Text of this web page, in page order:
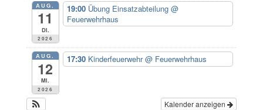
AUG.
11
Di.
2026
19:00 Übung Einsatzabteilung @
Feuerwehrhaus
AUG.
12
Mi.
2026
17:30 Kinderfeuerwehr@ Feuerwehrhaus
Kalender anzeigen